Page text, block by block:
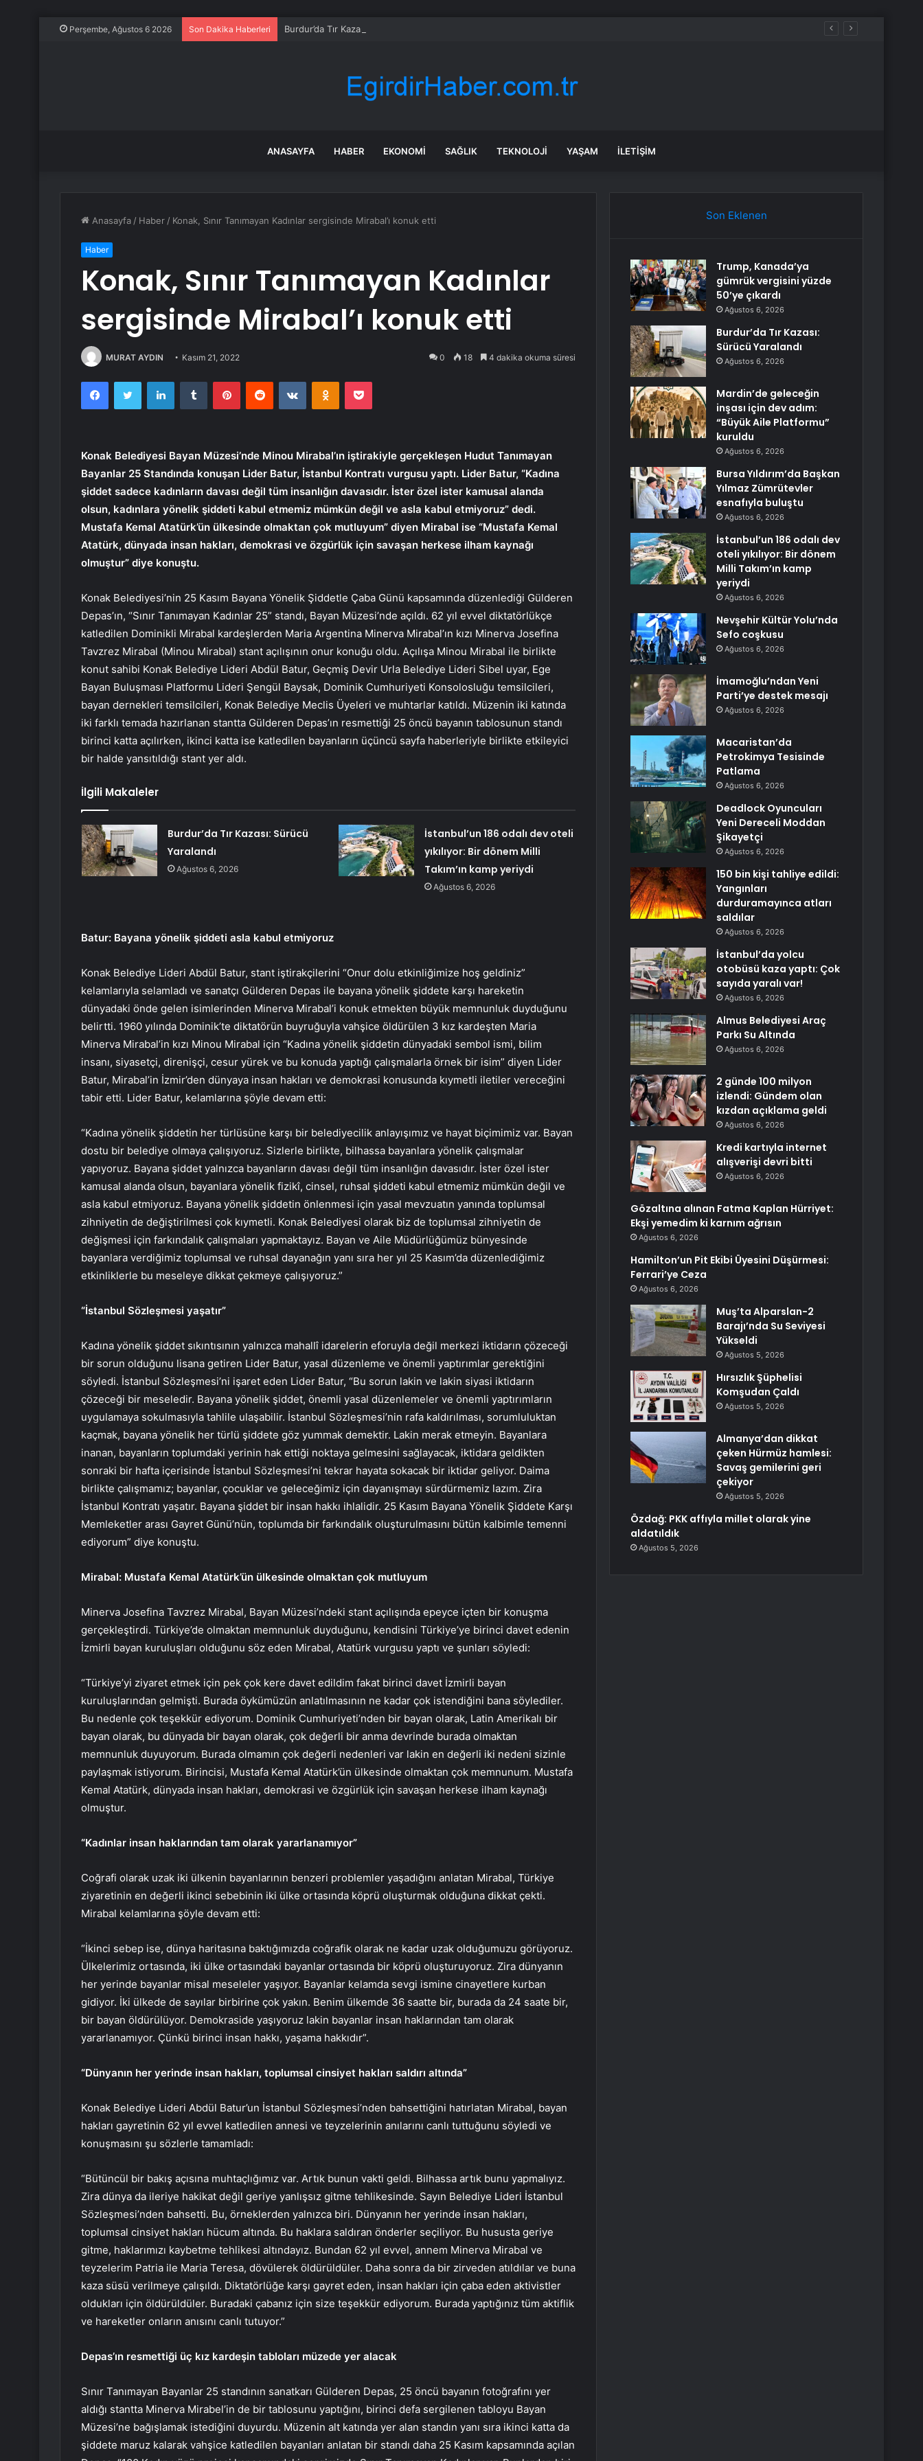
Perşembe, Ağustos 6 2026 Son Dakika Haberleri Burdur’da Tır Kazası: Sürücü Yaralandı
ANASAYFA HABER EKONOMI SAĞLIK TEKNOLOJI YAŞAM İLETIŞIM
Anasayfa / Haber / Konak, Sınır Tanımayan Kadınlar sergisinde Mirabal’ı konuk etti
Haber
Konak, Sınır Tanımayan Kadınlar
sergisinde Mirabal’ı konuk etti
MURAT AYDIN Kasım 21, 2022 0 18 4 dakika okuma süresi
FacebookTwitter LinkedInTumblr PinterestReddit VKontakteOdnoklassniki
Pocket
Konak Belediyesi Bayan Müzesi’nde Minou Mirabal’ın iştirakiyle gerçekleşen Hudut Tanımayan
Bayanlar 25 Standında konuşan Lider Batur, İstanbul Kontratı vurgusu yaptı. Lider Batur, “Kadına
şiddet sadece kadınların davası değil tüm insanlığın davasıdır. İster özel ister kamusal alanda
olsun, kadınlara yönelik şiddeti kabul etmemiz mümkün değil ve asla kabul etmiyoruz” dedi.
Mustafa Kemal Atatürk’ün ülkesinde olmaktan çok mutluyum” diyen Mirabal ise “Mustafa Kemal
Atatürk, dünyada insan hakları, demokrasi ve özgürlük için savaşan herkese ilham kaynağı
olmuştur” diye konuştu.
Konak Belediyesi’nin 25 Kasım Bayana Yönelik Şiddetle Çaba Günü kapsamında düzenlediği Gülderen
Depas’ın, “Sınır Tanımayan Kadınlar 25” standı, Bayan Müzesi’nde açıldı. 62 yıl evvel diktatörlükçe
katledilen Dominikli Mirabal kardeşlerden Maria Argentina Minerva Mirabal’ın kızı Minerva Josefina
Tavzrez Mirabal (Minou Mirabal) stant açılışının onur konuğu oldu. Açılışa Minou Mirabal ile birlikte
konut sahibi Konak Belediye Lideri Abdül Batur, Geçmiş Devir Urla Belediye Lideri Sibel uyar, Ege
Bayan Buluşması Platformu Lideri Şengül Baysak, Dominik Cumhuriyeti Konsolosluğu temsilcileri,
bayan dernekleri temsilcileri, Konak Belediye Meclis Üyeleri ve muhtarlar katıldı. Müzenin iki katında
iki farklı temada hazırlanan stantta Gülderen Depas’ın resmettiği 25 öncü bayanın tablosunun standı
birinci katta açılırken, ikinci katta ise katledilen bayanların üçüncü sayfa haberleriyle birlikte etkileyici
bir halde yansıtıldığı stant yer aldı.
İlgili Makaleler
Burdur’da Tır Kazası: Sürücü
Yaralandı
Ağustos 6, 2026
İstanbul’un 186 odalı dev oteli
yıkılıyor: Bir dönem Milli
Takım’ın kamp yeriydi
Ağustos 6, 2026
Batur: Bayana yönelik şiddeti asla kabul etmiyoruz
Konak Belediye Lideri Abdül Batur, stant iştirakçilerini “Onur dolu etkinliğimize hoş geldiniz”
kelamlarıyla selamladı ve sanatçı Gülderen Depas ile bayana yönelik şiddete karşı hareketin
dünyadaki önde gelen isimlerinden Minerva Mirabal’i konuk etmekten büyük memnunluk duyduğunu
belirtti. 1960 yılında Dominik’te diktatörün buyruğuyla vahşice öldürülen 3 kız kardeşten Maria
Minerva Mirabal’in kızı Minou Mirabal için “Kadına yönelik şiddetin dünyadaki sembol ismi, bilim
insanı, siyasetçi, direnişçi, cesur yürek ve bu konuda yaptığı çalışmalarla örnek bir isim” diyen Lider
Batur, Mirabal’in İzmir’den dünyaya insan hakları ve demokrasi konusunda kıymetli iletiler vereceğini
tabir etti. Lider Batur, kelamlarına şöyle devam etti:
“Kadına yönelik şiddetin her türlüsüne karşı bir belediyecilik anlayışımız ve hayat biçimimiz var. Bayan
dostu bir belediye olmaya çalışıyoruz. Sizlerle birlikte, bilhassa bayanlara yönelik çalışmalar
yapıyoruz. Bayana şiddet yalnızca bayanların davası değil tüm insanlığın davasıdır. İster özel ister
kamusal alanda olsun, bayanlara yönelik fizikî, cinsel, ruhsal şiddeti kabul etmemiz mümkün değil ve
asla kabul etmiyoruz. Bayana yönelik şiddetin önlenmesi için yasal mevzuatın yanında toplumsal
zihniyetin de değiştirilmesi çok kıymetli. Konak Belediyesi olarak biz de toplumsal zihniyetin de
değişmesi için farkındalık çalışmaları yapmaktayız. Bayan ve Aile Müdürlüğümüz bünyesinde
bayanlara verdiğimiz toplumsal ve ruhsal dayanağın yanı sıra her yıl 25 Kasım’da düzenlediğimiz
etkinliklerle bu meseleye dikkat çekmeye çalışıyoruz.”
“İstanbul Sözleşmesi yaşatır”
Kadına yönelik şiddet sıkıntısının yalnızca mahallî idarelerin eforuyla değil merkezi iktidarın çözeceği
bir sorun olduğunu lisana getiren Lider Batur, yasal düzenleme ve önemli yaptırımlar gerektiğini
söyledi. İstanbul Sözleşmesi’ni işaret eden Lider Batur, “Bu sorun lakin ve lakin siyasi iktidarın
çözeceği bir meseledir. Bayana yönelik şiddet, önemli yasal düzenlemeler ve önemli yaptırımların
uygulamaya sokulmasıyla tahlile ulaşabilir. İstanbul Sözleşmesi’nin rafa kaldırılması, sorumluluktan
kaçmak, bayana yönelik her türlü şiddete göz yummak demektir. Lakin merak etmeyin. Bayanlara
inanan, bayanların toplumdaki yerinin hak ettiği noktaya gelmesini sağlayacak, iktidara geldikten
sonraki bir hafta içerisinde İstanbul Sözleşmesi’ni tekrar hayata sokacak bir iktidar geliyor. Daima
birlikte çalışmamız; bayanlar, çocuklar ve geleceğimiz için dayanışmayı sürdürmemiz lazım. Zira
İstanbul Kontratı yaşatır. Bayana şiddet bir insan hakkı ihlalidir. 25 Kasım Bayana Yönelik Şiddete Karşı
Memleketler arası Gayret Günü’nün, toplumda bir farkındalık oluşturulmasını bütün kalbimle temenni
ediyorum” diye konuştu.
Mirabal: Mustafa Kemal Atatürk’ün ülkesinde olmaktan çok mutluyum
Minerva Josefina Tavzrez Mirabal, Bayan Müzesi’ndeki stant açılışında epeyce içten bir konuşma
gerçekleştirdi. Türkiye’de olmaktan memnunluk duyduğunu, kendisini Türkiye’ye birinci davet edenin
İzmirli bayan kuruluşları olduğunu söz eden Mirabal, Atatürk vurgusu yaptı ve şunları söyledi:
“Türkiye’yi ziyaret etmek için pek çok kere davet edildim fakat birinci davet İzmirli bayan
kuruluşlarından gelmişti. Burada öykümüzün anlatılmasının ne kadar çok istendiğini bana söylediler.
Bu nedenle çok teşekkür ediyorum. Dominik Cumhuriyeti’nden bir bayan olarak, Latin Amerikalı bir
bayan olarak, bu dünyada bir bayan olarak, çok değerli bir anma devrinde burada olmaktan
memnunluk duyuyorum. Burada olmamın çok değerli nedenleri var lakin en değerli iki nedeni sizinle
paylaşmak istiyorum. Birincisi, Mustafa Kemal Atatürk’ün ülkesinde olmaktan çok memnunum. Mustafa
Kemal Atatürk, dünyada insan hakları, demokrasi ve özgürlük için savaşan herkese ilham kaynağı
olmuştur.
“Kadınlar insan haklarından tam olarak yararlanamıyor”
Coğrafi olarak uzak iki ülkenin bayanlarının benzeri problemler yaşadığını anlatan Mirabal, Türkiye
ziyaretinin en değerli ikinci sebebinin iki ülke ortasında köprü oluşturmak olduğuna dikkat çekti.
Mirabal kelamlarına şöyle devam etti:
“İkinci sebep ise, dünya haritasına baktığımızda coğrafik olarak ne kadar uzak olduğumuzu görüyoruz.
Ülkelerimiz ortasında, iki ülke ortasındaki bayanlar ortasında bir köprü oluşturuyoruz. Zira dünyanın
her yerinde bayanlar misal meseleler yaşıyor. Bayanlar kelamda sevgi ismine cinayetlere kurban
gidiyor. İki ülkede de sayılar birbirine çok yakın. Benim ülkemde 36 saatte bir, burada da 24 saate bir,
bir bayan öldürülüyor. Demokraside yaşıyoruz lakin bayanlar insan haklarından tam olarak
yararlanamıyor. Çünkü birinci insan hakkı, yaşama hakkıdır”.
“Dünyanın her yerinde insan hakları, toplumsal cinsiyet hakları saldırı altında”
Konak Belediye Lideri Abdül Batur’un İstanbul Sözleşmesi’nden bahsettiğini hatırlatan Mirabal, bayan
hakları gayretinin 62 yıl evvel katledilen annesi ve teyzelerinin anılarını canlı tuttuğunu söyledi ve
konuşmasını şu sözlerle tamamladı:
“Bütüncül bir bakış açısına muhtaçlığımız var. Artık bunun vakti geldi. Bilhassa artık bunu yapmalıyız.
Zira dünya da ileriye hakikat değil geriye yanlışsız gitme tehlikesinde. Sayın Belediye Lideri İstanbul
Sözleşmesi’nden bahsetti. Bu, örneklerden yalnızca biri. Dünyanın her yerinde insan hakları,
toplumsal cinsiyet hakları hücum altında. Bu haklara saldıran önderler seçiliyor. Bu hususta geriye
gitme, haklarımızı kaybetme tehlikesi altındayız. Bundan 62 yıl evvel, annem Minerva Mirabal ve
teyzelerim Patria ile Maria Teresa, dövülerek öldürüldüler. Daha sonra da bir zirveden atıldılar ve buna
kaza süsü verilmeye çalışıldı. Diktatörlüğe karşı gayret eden, insan hakları için çaba eden aktivistler
oldukları için öldürüldüler. Buradaki çabanız için size teşekkür ediyorum. Burada yaptığınız tüm aktiflik
ve hareketler onların anısını canlı tutuyor.”
Depas’ın resmettiği üç kız kardeşin tabloları müzede yer alacak
Sınır Tanımayan Bayanlar 25 standının sanatkarı Gülderen Depas, 25 öncü bayanın fotoğrafını yer
aldığı stantta Minerva Mirabel’in de bir tablosunu yaptığını, birinci defa sergilenen tabloyu Bayan
Müzesi’ne bağışlamak istediğini duyurdu. Müzenin alt katında yer alan standın yanı sıra ikinci katta da
şiddete maruz kalarak vahşice katledilen bayanları anlatan bir standı daha 25 Kasım kapsamında açılan
Son Eklenen
Trump, Kanada’ya
gümrük vergisini yüzde
50’ye çıkardı
Ağustos 6, 2026
Burdur’da Tır Kazası:
Sürücü Yaralandı
Ağustos 6, 2026
Mardin’de geleceğin
inşası için dev adım:
“Büyük Aile Platformu”
kuruldu
Ağustos 6, 2026
Bursa Yıldırım’da Başkan
Yılmaz Zümrütevler
esnafıyla buluştu
Ağustos 6, 2026
İstanbul’un 186 odalı dev
oteli yıkılıyor: Bir dönem
Milli Takım’ın kamp
yeriydi
Ağustos 6, 2026
Nevşehir Kültür Yolu’nda
Sefo coşkusu
Ağustos 6, 2026
İmamoğlu’ndan Yeni
Parti’ye destek mesajı
Ağustos 6, 2026
Macaristan’da
Petrokimya Tesisinde
Patlama
Ağustos 6, 2026
Deadlock Oyuncuları
Yeni Dereceli Moddan
Şikayetçi
Ağustos 6, 2026
150 bin kişi tahliye edildi:
Yangınları
durduramayınca atları
saldılar
Ağustos 6, 2026
İstanbul’da yolcu
otobüsü kaza yaptı: Çok
sayıda yaralı var!
Ağustos 6, 2026
Almus Belediyesi Araç
Parkı Su Altında
Ağustos 6, 2026
2 günde 100 milyon
izlendi: Gündem olan
kızdan açıklama geldi
Ağustos 6, 2026
Kredi kartıyla internet
alışverişi devri bitti
Ağustos 6, 2026
Gözaltına alınan Fatma Kaplan Hürriyet:
Ekşi yemedim ki karnım ağrısın
Ağustos 6, 2026
Hamilton’un Pit Ekibi Üyesini Düşürmesi:
Ferrari’ye Ceza
Ağustos 6, 2026
Muş’ta Alparslan-2
Barajı’nda Su Seviyesi
Yükseldi
Ağustos 5, 2026
Hırsızlık Şüphelisi
Komşudan Çaldı
Ağustos 5, 2026
Almanya’dan dikkat
çeken Hürmüz hamlesi:
Savaş gemilerini geri
çekiyor
Ağustos 5, 2026
Özdağ: PKK affıyla millet olarak yine
aldatıldık
Ağustos 5, 2026